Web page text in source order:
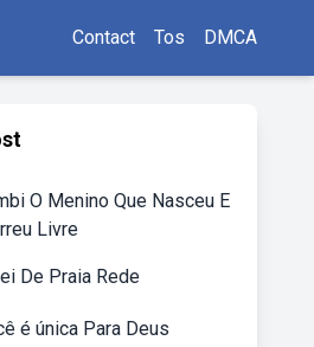
Contact Tos DMCA
O Menino Que Nasceu E
Livre
De Praia Rede
é única Para Deus